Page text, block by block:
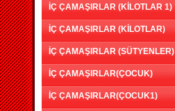
İÇ ÇAMAŞIRLAR (KİLOTLAR 1)
İÇ ÇAMAŞIRLAR (KİLOTLAR)
İÇ ÇAMAŞIRLAR (SÜTYENLER)
İÇ ÇAMAŞIRLAR(ÇOCUK)
İÇ ÇAMAŞIRLAR(ÇOCUK1)